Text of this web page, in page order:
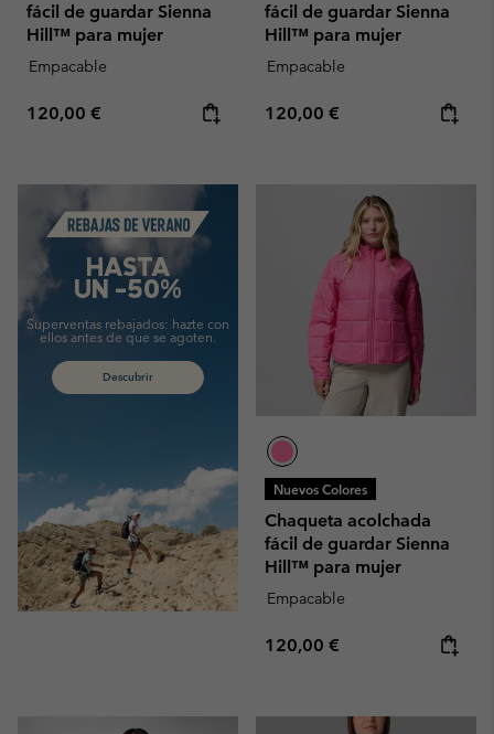
fácil de guardar Sienna
Hill™ para mujer
Empacable
Regular price:
120,00 €
fácil de guardar Sienna
Hill™ para mujer
Empacable
Regular price:
120,00 €
Summer Sale
HASTA
UN -50%
Superventas rebajados: hazte con
ellos antes de que se agoten.
Descubrir
Nuevos Colores
Chaqueta acolchada
fácil de guardar Sienna
Hill™ para mujer
Empacable
Regular price:
120,00 €